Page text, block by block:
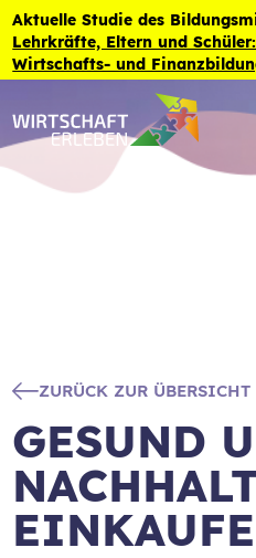
Zum Inhalt der Seite springen
Aktuelle Studie des
Lehrkräfte, Eltern und
Wirtschafts- und
ZURÜCK ZUR ÜBERSICHT
GESUND